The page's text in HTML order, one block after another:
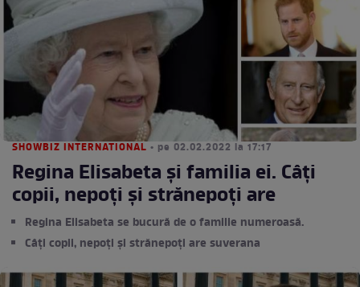
SHOWBIZ INTERNATIONAL • pe 02.02.2022 la 17:17
Regina Elisabeta și familia ei. Câți
copii, nepoți și strănepoți are
Regina Elisabeta se bucură de o familie numeroasă.
Câți copii, nepoți și strănepoți are suverana